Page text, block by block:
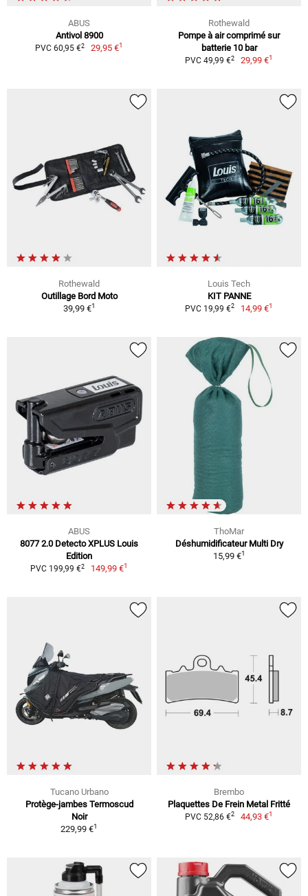
ABUS
Antivol 8900
PVC 60,95 €2 29,95 €1
Rothewald
Pompe à air comprimé sur
batterie 10 bar
PVC 49,99 €2 29,99 €1
Rothewald
Outillage Bord Moto
39,99 €1
Louis Tech
KIT PANNE
PVC 19,99 €2 14,99 €1
ABUS
8077 2.0 Detecto XPLUS Louis
Edition
PVC 199,99 €2 149,99 €1
ThoMar
Déshumidificateur Multi Dry
15,99 €1
Tucano Urbano
Protège-jambes Termoscud
Noir
229,99 €1
Brembo
Plaquettes De Frein Metal Fritté
PVC 52,86 €2 44,93 €1